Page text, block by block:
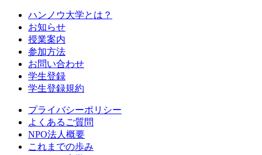
ハンノウ大学とは？
お知らせ
授業案内
参加方法
お問い合わせ
学生登録
学生登録規約
プライバシーポリシー
よくあるご質問
NPO法人概要
これまでの歩み